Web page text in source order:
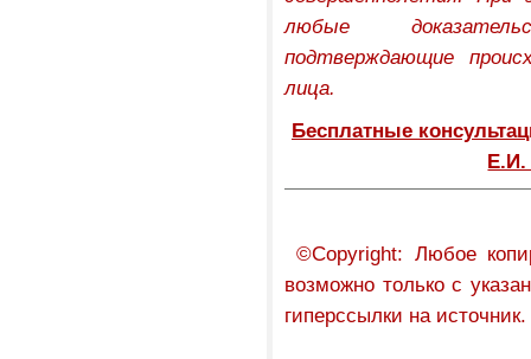
любые
подтверждающие
лица.
Бесплатные
Е.И.
©Copyright: Любое
возможно только с
гиперссылки на источник.